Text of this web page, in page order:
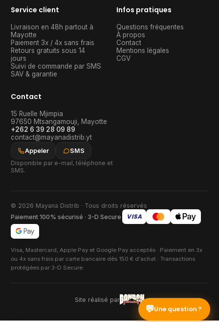
Service client
Livraison en 48h partout à
Mayotte
Paiement 3x / 4x sans frais
Retours gratuits sous 14
jours
Suivi de commande par SMS
SAV & garantie
Infos pratiques
Questions fréquentes
À propos
Contact
Mentions légales
CGV
Contact
15 Ruelle Mjimpia
97650 Mtsangamouji
Mayotte
+262 6 39 28 09 89
contact@mayanadistrib.yt
Appeler
SMS
Disponible par e-mail, téléphone et
SMS.
© 2026 Mayana Distrib · Tous droits réservés
Paiement 100% sécurisé · 3-D Secure
VISA
Visa, Mastercard, Apple Pay et Google Pay acceptés · Paiement en 3x
ou 4x sans frais par carte bancaire dès 150 € d'achat · Transactions
protégées par 3-D Secure.
Site réalisé par
💬Une question ?